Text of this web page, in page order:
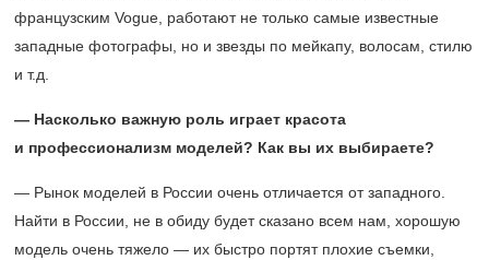
французским Vogue, работают не только самые известные
западные фотографы, но и звезды по мейкапу, волосам, стилю
и т.д.
— Насколько важную роль играет красота
и профессионализм моделей? Как вы их выбираете?
— Рынок моделей в России очень отличается от западного.
Найти в России, не в обиду будет сказано всем нам, хорошую
модель очень тяжело — их быстро портят плохие съемки,